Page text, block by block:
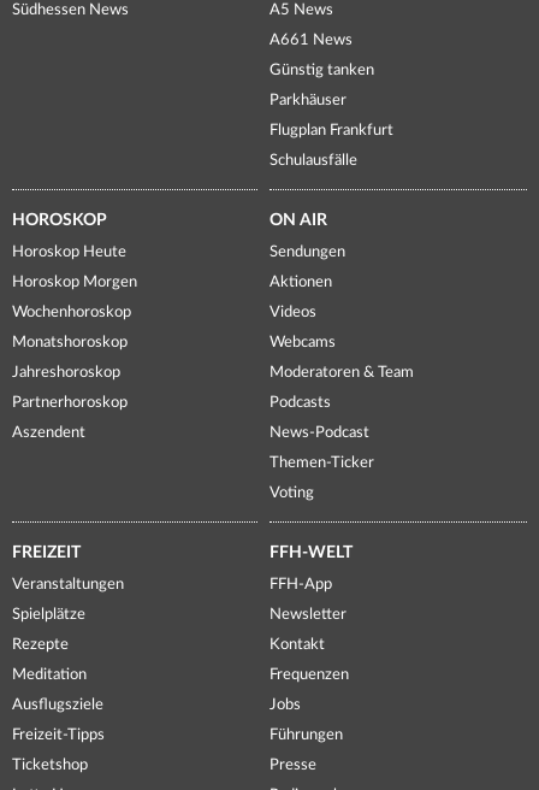
Südhessen News
A5 News
A661 News
Günstig tanken
Parkhäuser
Flugplan Frankfurt
Schulausfälle
HOROSKOP
Horoskop Heute
Horoskop Morgen
Wochenhoroskop
Monatshoroskop
Jahreshoroskop
Partnerhoroskop
Aszendent
ON AIR
Sendungen
Aktionen
Videos
Webcams
Moderatoren & Team
Podcasts
News-Podcast
Themen-Ticker
Voting
FREIZEIT
Veranstaltungen
Spielplätze
Rezepte
Meditation
Ausflugsziele
Freizeit-Tipps
Ticketshop
FFH-WELT
FFH-App
Newsletter
Kontakt
Frequenzen
Jobs
Führungen
Presse